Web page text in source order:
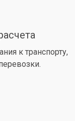
к транспорту,